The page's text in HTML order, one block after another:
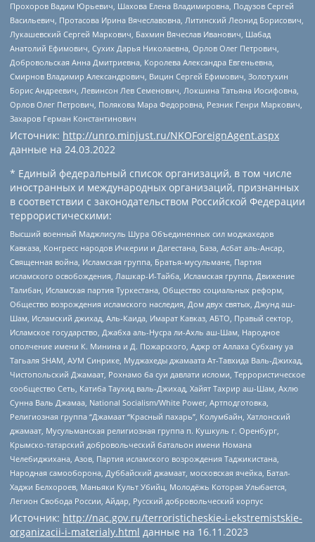
Прохоров Вадим Юрьевич, Шахова Елена Владимировна, Подузов Сергей
Васильевич, Протасова Ирина Вячеславовна, Литинский Леонид Борисович,
Лукашевский Сергей Маркович, Бахмин Вячеслав Иванович, Шабад
Анатолий Ефимович, Сухих Дарья Николаевна, Орлов Олег Петрович,
Добровольская Анна Дмитриевна, Королева Александра Евгеньевна,
Смирнов Владимир Александрович, Вицин Сергей Ефимович, Золотухин
Борис Андреевич, Левинсон Лев Семенович, Локшина Татьяна Иосифовна,
Орлов Олег Петрович, Полякова Мара Федоровна, Резник Генри Маркович,
Захаров Герман Константинович
Источник: http://unro.minjust.ru/NKOForeignAgent.aspx
данные на 24.03.2022
* Единый федеральный список организаций, в том числе
иностранных и международных организаций, признанных
в соответствии с законодательством Российской Федерации
террористическими:
Высший военный Маджлисуль Шура Объединенных сил моджахедов
Кавказа, Конгресс народов Ичкерии и Дагестана, База, Асбат аль-Ансар,
Священная война, Исламская группа, Братья-мусульмане, Партия
исламского освобождения, Лашкар-И-Тайба, Исламская группа, Движение
Талибан, Исламская партия Туркестана, Общество социальных реформ,
Общество возрождения исламского наследия, Дом двух святых, Джунд аш-
Шам, Исламский джихад, Аль-Каида, Имарат Кавказ, АБТО, Правый сектор,
Исламское государство, Джабха аль-Нусра ли-Ахль аш-Шам, Народное
ополчение имени К. Минина и Д. Пожарского, Аджр от Аллаха Субхану уа
Тагьаля SHAM, АУМ Синрике, Муджахеды джамаата Ат-Тавхида Валь-Джихад,
Чистопольский Джамаат, Рохнамо ба суи давлати исломи, Террористическое
сообщество Сеть, Катиба Таухид валь-Джихад, Хайят Тахрир аш-Шам, Ахлю
Сунна Валь Джамаа, National Socialism/White Power, Артподготовка,
Религиозная группа “Джамаат “Красный пахарь”, Колумбайн, Хатлонский
джамаат, Мусульманская религиозная группа п. Кушкуль г. Оренбург,
Крымско-татарский добровольческий батальон имени Номана
Челебиджихана, Азов, Партия исламского возрождения Таджикистана,
Народная самооборона, Дуббайский джамаат, московская ячейка, Батал-
Хаджи Белхороев, Маньяки Культ Убийц, Молодёжь Которая Улыбается,
Легион Свобода России, Айдар, Русский добровольческий корпус
Источник: http://nac.gov.ru/terroristicheskie-i-ekstremistskie-
organizacii-i-materialy.html данные на 16.11.2023